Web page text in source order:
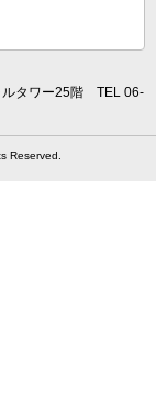
タワー25階 TEL 06-
Reserved.